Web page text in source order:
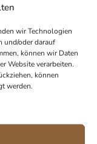
wir Technologien
und/oder darauf
können wir Daten
Website verarbeiten.
können
werden.